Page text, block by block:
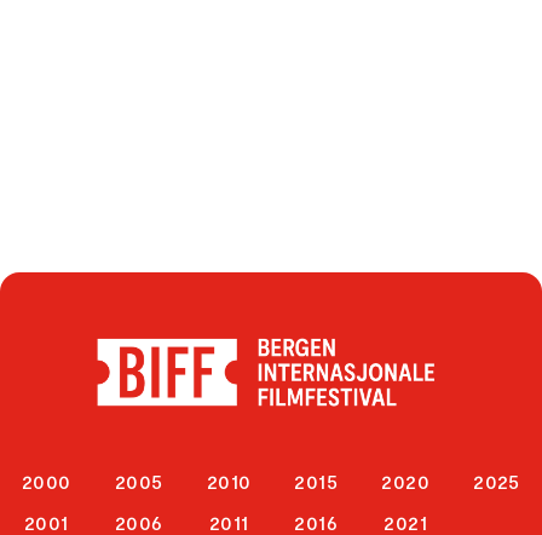
2000
2001
2005
2006
2010
2011
2015
2016
2020
2021
2025